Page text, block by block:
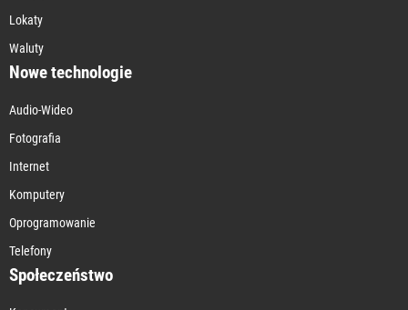
Lokaty
Waluty
Nowe technologie
Audio-Wideo
Fotografia
Internet
Komputery
Oprogramowanie
Telefony
Społeczeństwo